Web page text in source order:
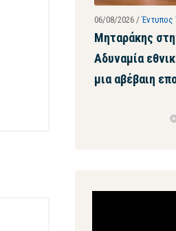
06/08/2026/Έντυπος
Μηταράκης
Αδυναμία
μια αβέβαιη